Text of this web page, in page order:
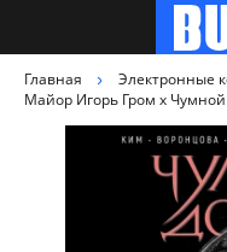
Главная Электронные
Майор Игорь Гром x